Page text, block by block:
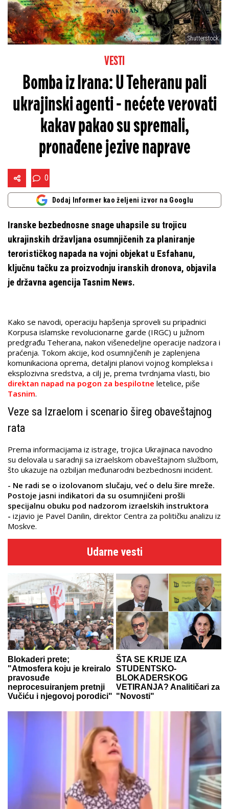
Shutterstock
VESTI
Bomba iz Irana: U Teheranu pali
ukrajinski agenti - nećete verovati
kakav pakao su spremali,
pronađene jezive naprave
0
Dodaj Informer kao željeni izvor na Googlu
Iranske bezbednosne snage uhapsile su trojicu
ukrajinskih državljana osumnjičenih za planiranje
terorističkog napada na vojni objekat u Esfahanu,
ključnu tačku za proizvodnju iranskih dronova, objavila
je državna agencija Tasnim News.
Kako se navodi, operaciju hapšenja sproveli su pripadnici
Korpusa islamske revolucionarne garde (IRGC) u južnom
predgrađu Teherana, nakon višenedeljne operacije nadzora i
praćenja. Tokom akcije, kod osumnjičenih je zaplenjena
komunikaciona oprema, detaljni planovi vojnog kompleksa i
eksplozivna sredstva, a cilj je, prema tvrdnjama vlasti, bio
direktan napad na pogon za bespilotne letelice, piše
Tasnim.
Veze sa Izraelom i scenario šireg obaveštajnog
rata
Prema informacijama iz istrage, trojica Ukrajinaca navodno
su delovala u saradnji sa izraelskom obaveštajnom službom,
što ukazuje na ozbiljan međunarodni bezbednosni incident.
- Ne radi se o izolovanom slučaju, već o delu šire mreže.
Postoje jasni indikatori da su osumnjičeni prošli
specijalnu obuku pod nadzorom izraelskih instruktora
- izjavio je Pavel Danilin, direktor Centra za političku analizu iz
Moskve.
Udarne vesti
Blokaderi prete;
"Atmosfera koju je kreiralo
pravosuđe
neprocesuiranjem pretnji
Vučiću i njegovoj porodici"
ŠTA SE KRIJE IZA
STUDENTSKO-
BLOKADERSKOG
VETIRANJA? Analitičari za
"Novosti"